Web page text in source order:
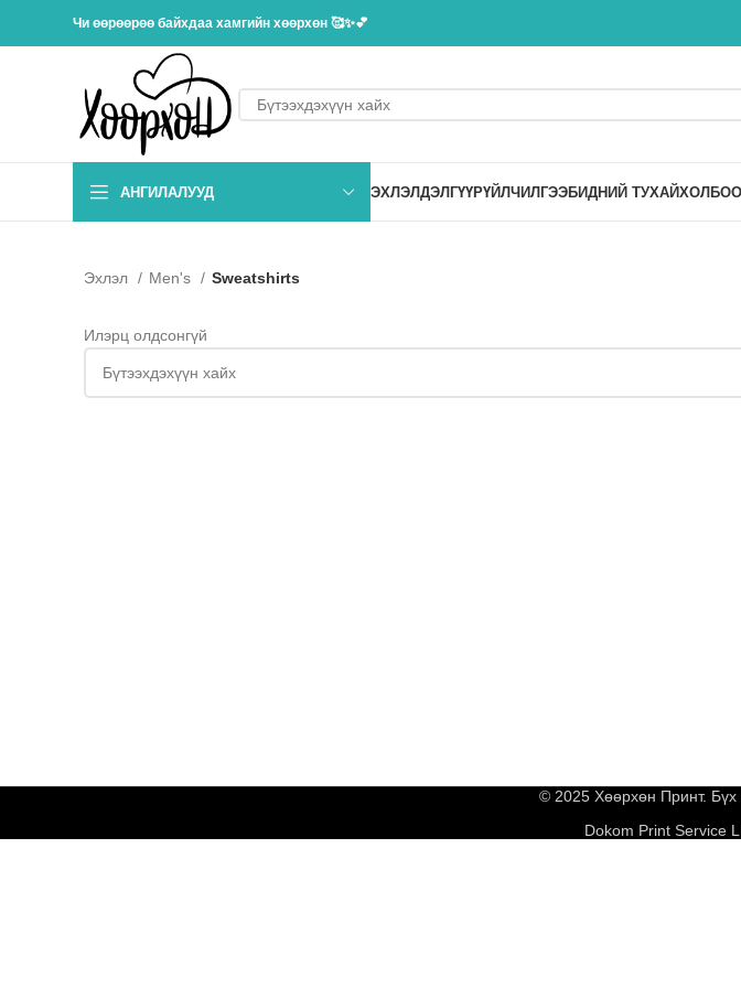
Чи өөрөөрөө байхдаа хамгийн хөөрхөн 🥰✨💕
АНГИЛАЛУУД ЭХЛЭЛДЭЛГҮҮРҮЙЛЧИЛГЭЭБИДНИЙ ТУХАЙ
Эхлэл Men's Sweatshirts
Илэрц олдсонгүй
© 2025 Хөөрхөн Принт. Бүх
Dokom Print Service